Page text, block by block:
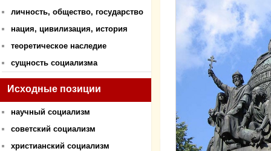
личность, общество, государство
нация, цивилизация, история
теоретическое наследие
сущность социализма
Исходные позиции
научный социализм
советский социализм
христианский социализм